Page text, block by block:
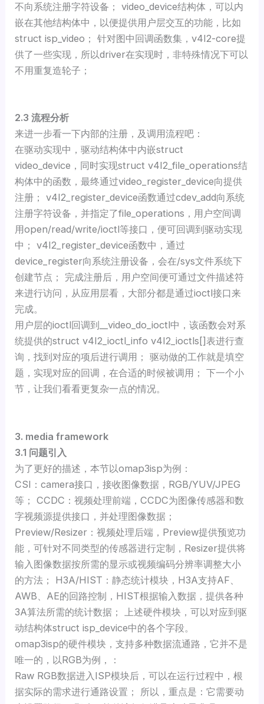
不向系统注册字符设备； video_device结构体，可以内
嵌在其他结构体中，以便提供用户层交互的功能，比如
struct isp_video； 针对图中回调函数集，v4l2-core提
供了一些实现，所以driver在实现时，非特殊情况下可以
不用重复造轮子；
2.3 流程分析
来进一步看一下内部的注册，及调用流程吧：
在驱动实现中，驱动结构体中内嵌struct
video_device，同时实现struct v4l2_file_operations结
构体中的函数，最终通过video_register_device向提供
注册； v4l2_register_device函数通过cdev_add向系统
注册字符设备，并指定了file_operations，用户空间调
用open/read/write/ioctl等接口，便可回调到驱动实现
中； v4l2_register_device函数中，通过
device_register向系统注册设备，会在/sys文件系统下
创建节点； 完成注册后，用户空间便可通过文件描述符
来进行访问，从应用层看，大部分都是通过ioctl接口来
完成。
用户层的ioctl回调到__video_do_ioctl中，该函数会对系
统提供的struct v4l2_ioctl_info v4l2_ioctls[]表进行查
询，找到对应的项后进行调用； 驱动做的工作就是填空
题，实现对应的回调，在合适的时候被调用； 下一个小
节，让我们看看更复杂一点的情况。
3. media framework
3.1 问题引入
为了更好的描述，本节以omap3isp为例：
CSI：camera接口，接收图像数据，RGB/YUV/JPEG
等； CCDC：视频处理前端，CCDC为图像传感器和数
字视频源提供接口，并处理图像数据；
Preview/Resizer：视频处理后端，Preview提供预览功
能，可针对不同类型的传感器进行定制，Resizer提供将
输入图像数据按所需的显示或视频编码分辨率调整大小
的方法； H3A/HIST：静态统计模块，H3A支持AF、
AWB、AE的回路控制，HIST根据输入数据，提供各种
3A算法所需的统计数据； 上述硬件模块，可以对应到驱
动结构体struct isp_device中的各个字段。
omap3isp的硬件模块，支持多种数据流通路，它并不是
唯一的，以RGB为例，：
Raw RGB数据进入ISP模块后，可以在运行过程中，根
据实际的需求进行通路设置； 所以，重点是：它需要动